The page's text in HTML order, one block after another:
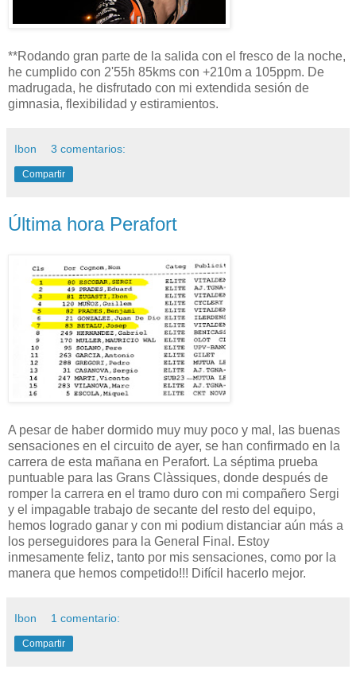
**Rodando gran parte de la salida con el fresco de la noche,
he cumplido con 2'55h 85kms con +210m a 105ppm. De
madrugada, he disfrutado con mi extendida sesión de
gimnasia, flexibilidad y estiramientos.
Ibon 3 comentarios:
Compartir
Última hora Perafort
A pesar de haber dormido muy muy poco y mal, las buenas
sensaciones en el circuito de ayer, se han confirmado en la
carrera de esta mañana en Perafort. La séptima prueba
puntuable para las Grans Clàssiques, donde después de
romper la carrera en el tramo duro con mi compañero Sergi
y el impagable trabajo de secante del resto del equipo,
hemos logrado ganar y con mi podium distanciar aún más a
los perseguidores para la General Final. Estoy
inmesamente feliz, tanto por mis sensaciones, como por la
manera que hemos competido!!! Difícil hacerlo mejor.
Ibon 1 comentario:
Compartir